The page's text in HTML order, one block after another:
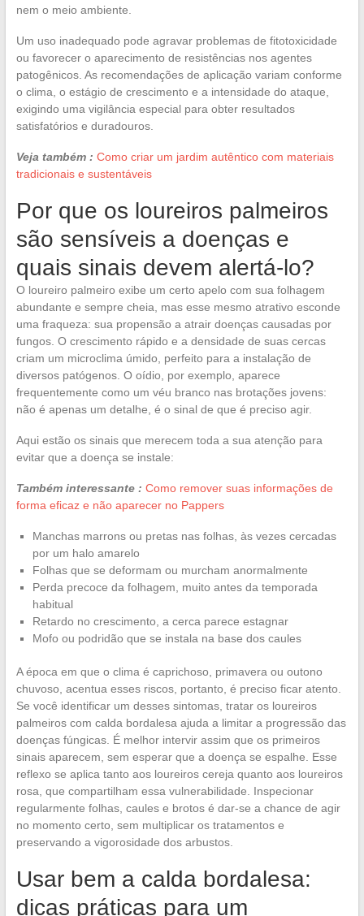
nem o meio ambiente.
Um uso inadequado pode agravar problemas de fitotoxicidade
ou favorecer o aparecimento de resistências nos agentes
patogênicos. As recomendações de aplicação variam conforme
o clima, o estágio de crescimento e a intensidade do ataque,
exigindo uma vigilância especial para obter resultados
satisfatórios e duradouros.
Veja também : Como criar um jardim autêntico com materiais
tradicionais e sustentáveis
Por que os loureiros palmeiros
são sensíveis a doenças e
quais sinais devem alertá-lo?
O loureiro palmeiro exibe um certo apelo com sua folhagem
abundante e sempre cheia, mas esse mesmo atrativo esconde
uma fraqueza: sua propensão a atrair doenças causadas por
fungos. O crescimento rápido e a densidade de suas cercas
criam um microclima úmido, perfeito para a instalação de
diversos patógenos. O oídio, por exemplo, aparece
frequentemente como um véu branco nas brotações jovens:
não é apenas um detalhe, é o sinal de que é preciso agir.
Aqui estão os sinais que merecem toda a sua atenção para
evitar que a doença se instale:
Também interessante : Como remover suas informações de
forma eficaz e não aparecer no Pappers
Manchas marrons ou pretas nas folhas, às vezes cercadas
por um halo amarelo
Folhas que se deformam ou murcham anormalmente
Perda precoce da folhagem, muito antes da temporada
habitual
Retardo no crescimento, a cerca parece estagnar
Mofo ou podridão que se instala na base dos caules
A época em que o clima é caprichoso, primavera ou outono
chuvoso, acentua esses riscos, portanto, é preciso ficar atento.
Se você identificar um desses sintomas, tratar os loureiros
palmeiros com calda bordalesa ajuda a limitar a progressão das
doenças fúngicas. É melhor intervir assim que os primeiros
sinais aparecem, sem esperar que a doença se espalhe. Esse
reflexo se aplica tanto aos loureiros cereja quanto aos loureiros
rosa, que compartilham essa vulnerabilidade. Inspecionar
regularmente folhas, caules e brotos é dar-se a chance de agir
no momento certo, sem multiplicar os tratamentos e
preservando a vigorosidade dos arbustos.
Usar bem a calda bordalesa:
dicas práticas para um